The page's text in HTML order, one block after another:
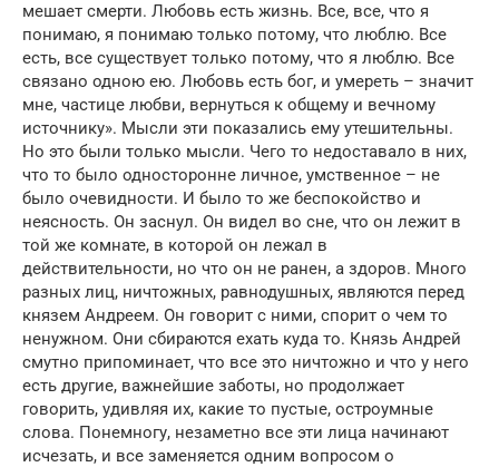
мешает смерти. Любовь есть жизнь. Все, все, что я
понимаю, я понимаю только потому, что люблю. Все
есть, все существует только потому, что я люблю. Все
связано одною ею. Любовь есть бог, и умереть – значит
мне, частице любви, вернуться к общему и вечному
источнику». Мысли эти показались ему утешительны.
Но это были только мысли. Чего то недоставало в них,
что то было односторонне личное, умственное – не
было очевидности. И было то же беспокойство и
неясность. Он заснул. Он видел во сне, что он лежит в
той же комнате, в которой он лежал в
действительности, но что он не ранен, а здоров. Много
разных лиц, ничтожных, равнодушных, являются перед
князем Андреем. Он говорит с ними, спорит о чем то
ненужном. Они сбираются ехать куда то. Князь Андрей
смутно припоминает, что все это ничтожно и что у него
есть другие, важнейшие заботы, но продолжает
говорить, удивляя их, какие то пустые, остроумные
слова. Понемногу, незаметно все эти лица начинают
исчезать, и все заменяется одним вопросом о